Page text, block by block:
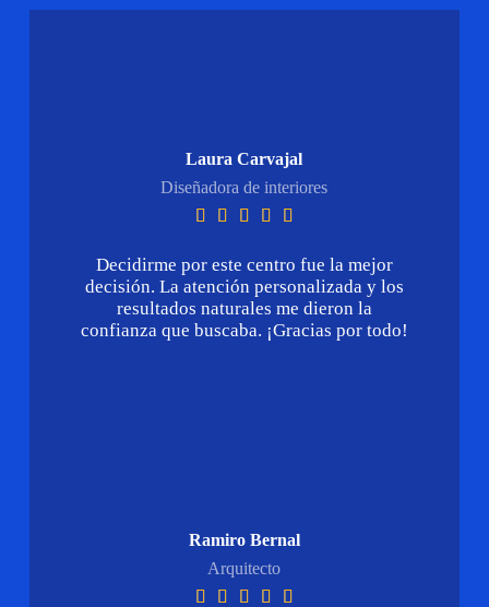
Laura Carvajal
Diseñadora de interiores

   
Decidirme por este centro fue la mejor
decisión. La atención personalizada y los
resultados naturales me dieron la
confianza que buscaba. ¡Gracias por todo!
Ramiro Bernal
Arquitecto

   